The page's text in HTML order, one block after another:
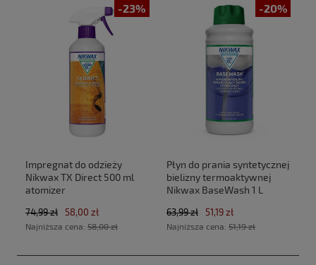
-23%
Impregnat do odzieży
Nikwax TX Direct 500 ml
atomizer
74,99 zł 58,00 zł
Najniższa cena: 58,00 zł
-20%
Płyn do prania syntetycznej
bielizny termoaktywnej
Nikwax BaseWash 1 L
63,99 zł 51,19 zł
Najniższa cena: 51,19 zł